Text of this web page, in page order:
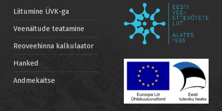
Liitumine ÜVK-ga
Veenäitude teatamine
Reoveehinna kalkulaator
Hanked
Andmekaitse